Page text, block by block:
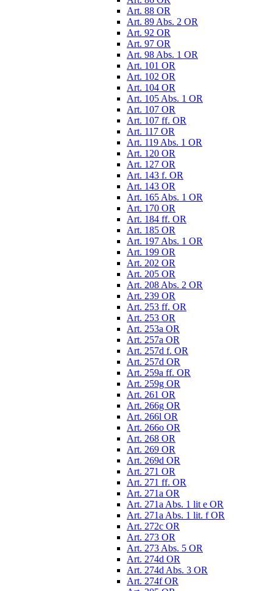
Art. 88 OR
Art. 89 Abs. 2 OR
Art. 92 OR
Art. 97 OR
Art. 98 Abs. 1 OR
Art. 101 OR
Art. 102 OR
Art. 104 OR
Art. 105 Abs. 1 OR
Art. 107 OR
Art. 107 ff. OR
Art. 117 OR
Art. 119 Abs. 1 OR
Art. 120 OR
Art. 127 OR
Art. 143 f. OR
Art. 143 OR
Art. 165 Abs. 1 OR
Art. 170 OR
Art. 184 ff. OR
Art. 185 OR
Art. 197 Abs. 1 OR
Art. 199 OR
Art. 202 OR
Art. 205 OR
Art. 208 Abs. 2 OR
Art. 239 OR
Art. 253 ff. OR
Art. 253 OR
Art. 253a OR
Art. 257a OR
Art. 257d f. OR
Art. 257d OR
Art. 259a ff. OR
Art. 259g OR
Art. 261 OR
Art. 266g OR
Art. 266l OR
Art. 266o OR
Art. 268 OR
Art. 269 OR
Art. 269d OR
Art. 271 OR
Art. 271 ff. OR
Art. 271a OR
Art. 271a Abs. 1 lit e OR
Art. 271a Abs. 1 lit. f OR
Art. 272c OR
Art. 273 OR
Art. 273 Abs. 5 OR
Art. 274d OR
Art. 274d Abs. 3 OR
Art. 274f OR